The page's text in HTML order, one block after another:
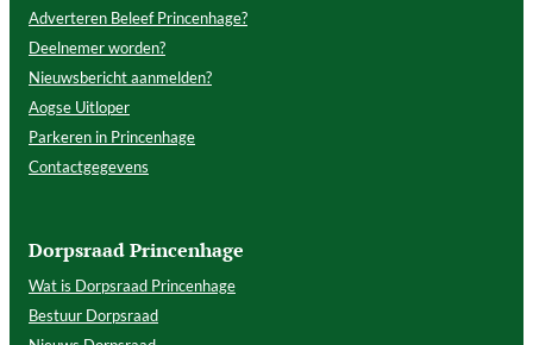
Adverteren Beleef Princenhage?
Deelnemer worden?
Nieuwsbericht aanmelden?
Aogse Uitloper
Parkeren in Princenhage
Contactgegevens
Dorpsraad Princenhage
Wat is Dorpsraad Princenhage
Bestuur Dorpsraad